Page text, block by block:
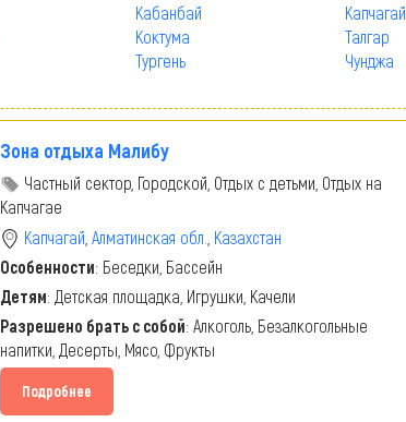
Кабанбай
Капчагай
Коктума
Талгар
Тургень
Чунджа
Зона отдыха Малибу
Частный сектор, Городской, Отдых с детьми, Отдых на
Капчагае
Капчагай Алматинская обл. Казахстан
Особенности: Беседки, Бассейн
Детям: Детская площадка, Игрушки, Качели
Разрешено брать с собой: Алкоголь, Безалкогольные
напитки, Десерты, Мясо, Фрукты
Подробнее